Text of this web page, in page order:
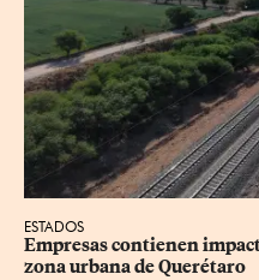
ESTADOS
Empresas contienen
zona urbana de Querétaro